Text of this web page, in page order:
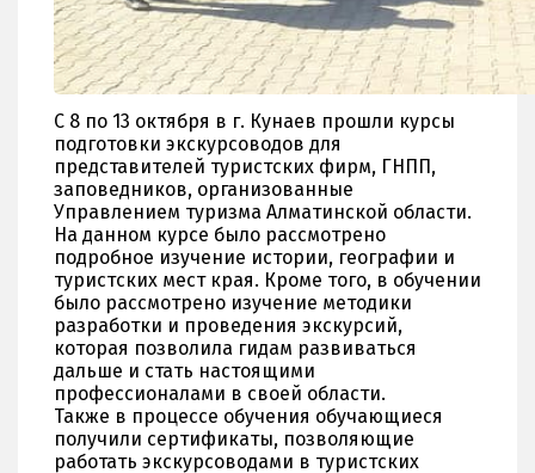
С 8 по 13 октября в г. Кунаев прошли курсы
подготовки экскурсоводов для
представителей туристских фирм, ГНПП,
заповедников, организованные
Управлением туризма Алматинской области.
На данном курсе было рассмотрено
подробное изучение истории, географии и
туристских мест края. Кроме того, в обучении
было рассмотрено изучение методики
разработки и проведения экскурсий,
которая позволила гидам развиваться
дальше и стать настоящими
профессионалами в своей области.
Также в процессе обучения обучающиеся
получили сертификаты, позволяющие
работать экскурсоводами в туристских